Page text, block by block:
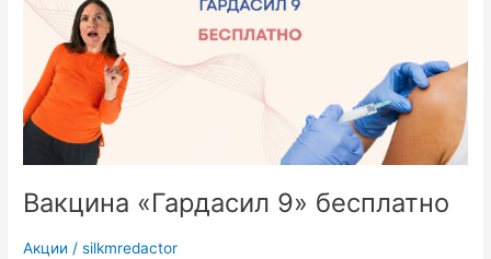
Вакцина «Гардасил 9» бесплатно
Акции /silkmredactor